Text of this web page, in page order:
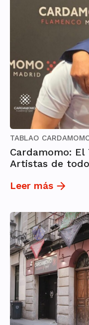
TABLAO
Cardamomo:
Artistas de
Leer más